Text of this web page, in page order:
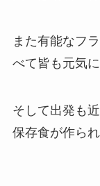
また有能なフ
べて皆も元気
そして出発も
保存食が作ら